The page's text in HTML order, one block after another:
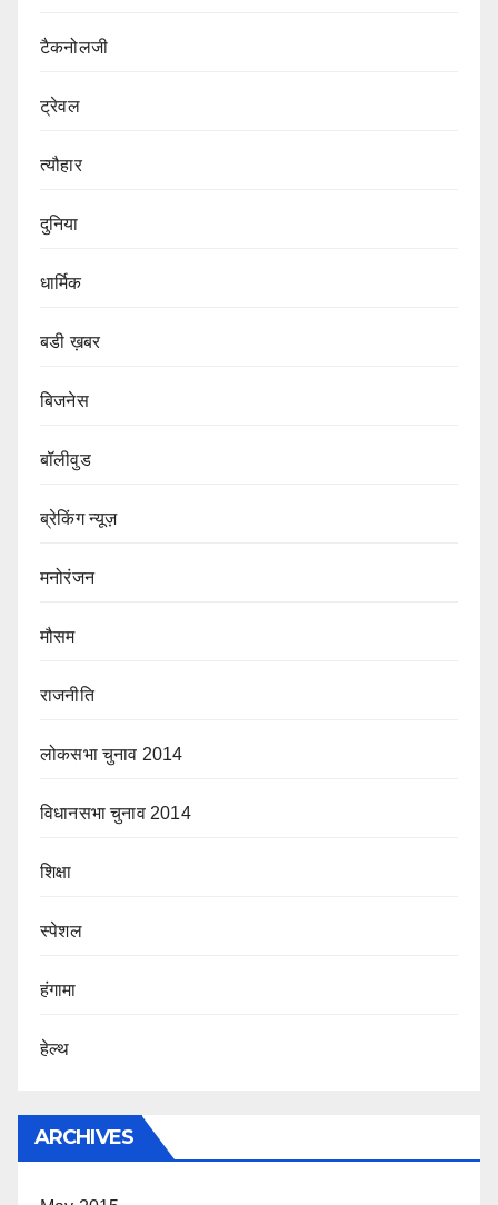
टैकनोलजी
ट्रेवल
त्यौहार
दुनिया
धार्मिक
बडी ख़बर
बिजनेस
बॉलीवुड
ब्रेकिंग न्यूज़
मनोरंजन
मौसम
राजनीति
लोकसभा चुनाव 2014
विधानसभा चुनाव 2014
शिक्षा
स्पेशल
हंगामा
हेल्थ
ARCHIVES